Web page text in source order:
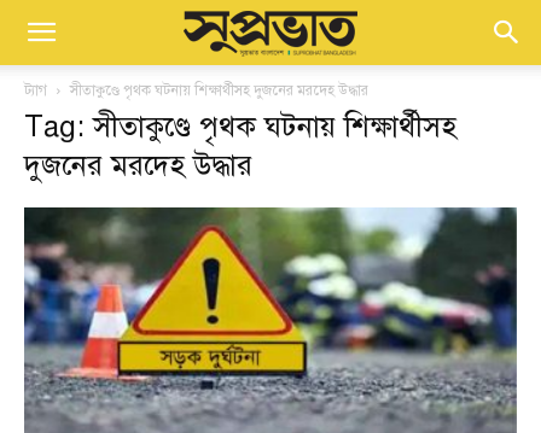
ট্যাগ সীতাকুণ্ডে পৃথক ঘটনায় শিক্ষার্থীসহ দুজনের মরদেহ উদ্ধার
Tag: সীতাকুণ্ডে পৃথক ঘটনায় শিক্ষার্থীসহ
দুজনের মরদেহ উদ্ধার